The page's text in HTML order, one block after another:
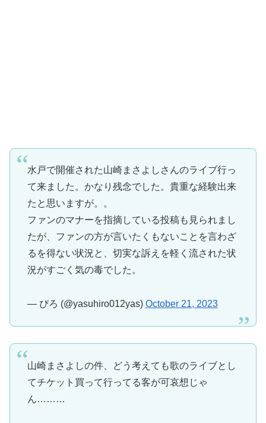
水戸で開催された山崎まさよしさんのライブ行っ
て来ました。かなり残念でした。貴重な経験出来
たと思いますが。。
ファンのマナーを指摘している投稿も見られまし
たが、ファンの方が言いたくもないことを言わざ
るを得ない状況と、切実な訴えを軽く流された状
況がすごく気の毒でした。
— ぴろ (@yasuhiro012yas) October 21, 2023
山崎まさよしの件、どう考えても歌のライブとし
てチケット買って行ってる客が可哀想じゃ
ん………